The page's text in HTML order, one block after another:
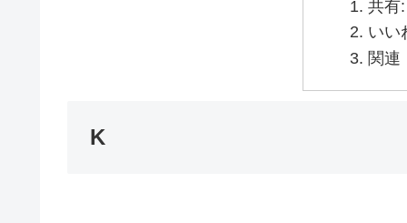
共有:
いい
関連
K